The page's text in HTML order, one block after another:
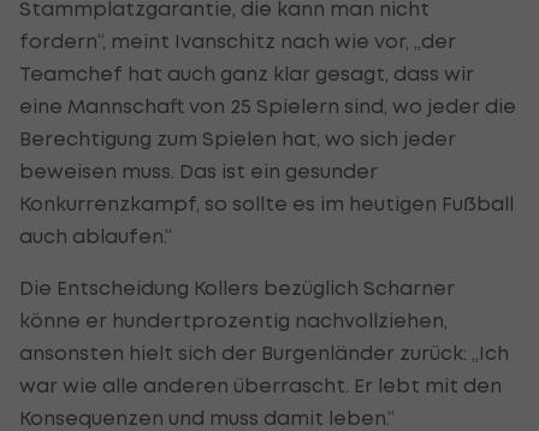
Stammplatzgarantie, die kann man nicht
fordern“, meint Ivanschitz nach wie vor, „der
Teamchef hat auch ganz klar gesagt, dass wir
eine Mannschaft von 25 Spielern sind, wo jeder die
Berechtigung zum Spielen hat, wo sich jeder
beweisen muss. Das ist ein gesunder
Konkurrenzkampf, so sollte es im heutigen Fußball
auch ablaufen.“
Die Entscheidung Kollers bezüglich Scharner
könne er hundertprozentig nachvollziehen,
ansonsten hielt sich der Burgenländer zurück: „Ich
war wie alle anderen überrascht. Er lebt mit den
Konsequenzen und muss damit leben.“